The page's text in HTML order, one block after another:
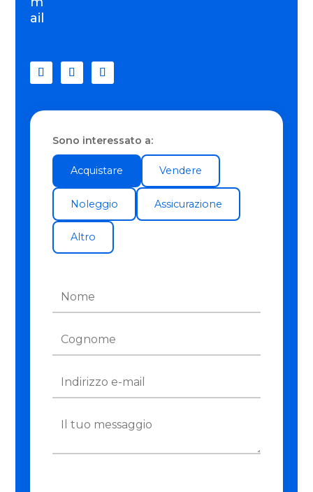
Sono interessato a:
Acquistare Vendere
Noleggio Assicurazione
Altro